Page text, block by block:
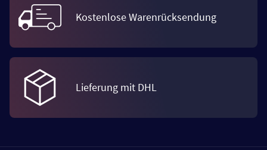
Kostenlose Warenrücksendung
Lieferung mit DHL